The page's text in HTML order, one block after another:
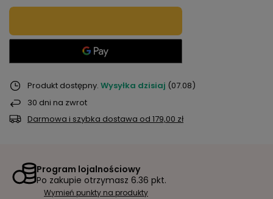
Produkt dostępny Wysyłka dzisiaj (07.08)
30 dni na zwrot
Darmowa i szybka dostawa od 179,00 zł
Program lojalnościowy
Po zakupie otrzymasz 6.36 pkt.
Wymień punkty na produkty